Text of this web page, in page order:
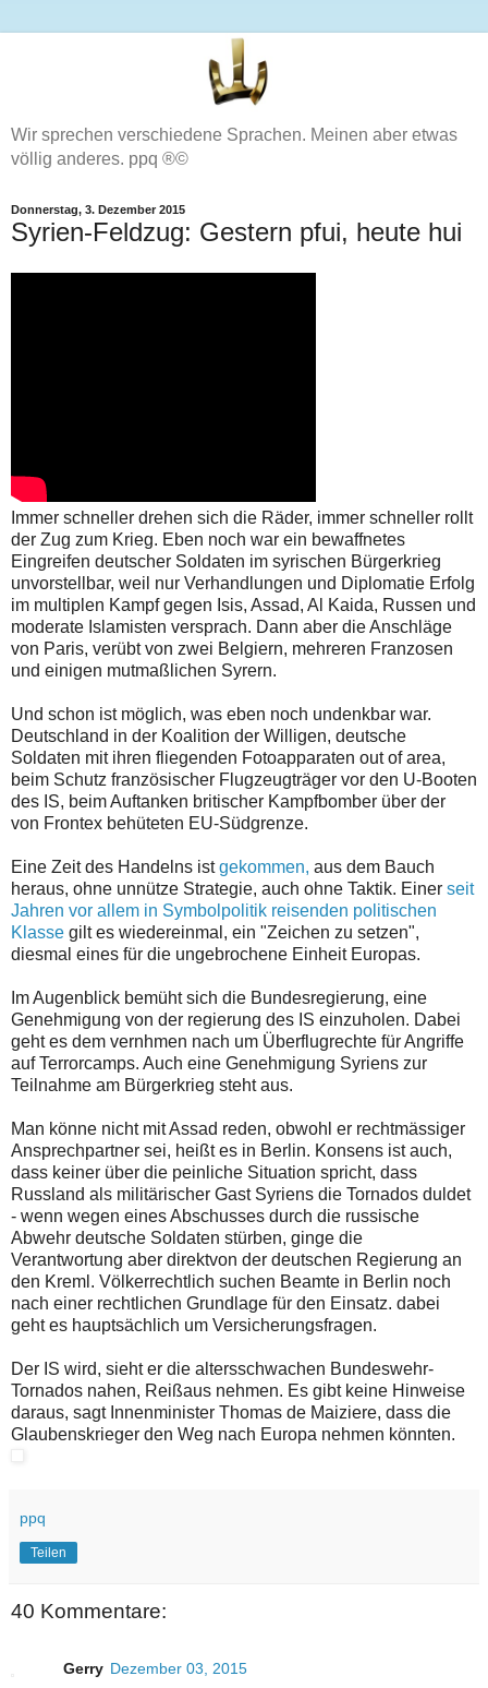
Wir sprechen verschiedene Sprachen. Meinen aber etwas
völlig anderes. ppq ®©
Donnerstag, 3. Dezember 2015
Syrien-Feldzug: Gestern pfui, heute hui
Immer schneller drehen sich die Räder, immer schneller rollt
der Zug zum Krieg. Eben noch war ein bewaffnetes
Eingreifen deutscher Soldaten im syrischen Bürgerkrieg
unvorstellbar, weil nur Verhandlungen und Diplomatie Erfolg
im multiplen Kampf gegen Isis, Assad, Al Kaida, Russen und
moderate Islamisten versprach. Dann aber die Anschläge
von Paris, verübt von zwei Belgiern, mehreren Franzosen
und einigen mutmaßlichen Syrern.
Und schon ist möglich, was eben noch undenkbar war.
Deutschland in der Koalition der Willigen, deutsche
Soldaten mit ihren fliegenden Fotoapparaten out of area,
beim Schutz französischer Flugzeugträger vor den U-Booten
des IS, beim Auftanken britischer Kampfbomber über der
von Frontex behüteten EU-Südgrenze.
Eine Zeit des Handelns istgekommen, aus dem Bauch
heraus, ohne unnütze Strategie, auch ohne Taktik. Einer seit
Jahren vor allem in Symbolpolitik reisenden politischen
Klasse gilt es wiedereinmal, ein "Zeichen zu setzen",
diesmal eines für die ungebrochene Einheit Europas.
Im Augenblick bemüht sich die Bundesregierung, eine
Genehmigung von der regierung des IS einzuholen. Dabei
geht es dem vernhmen nach um Überflugrechte für Angriffe
auf Terrorcamps. Auch eine Genehmigung Syriens zur
Teilnahme am Bürgerkrieg steht aus.
Man könne nicht mit Assad reden, obwohl er rechtmässiger
Ansprechpartner sei, heißt es in Berlin. Konsens ist auch,
dass keiner über die peinliche Situation spricht, dass
Russland als militärischer Gast Syriens die Tornados duldet
- wenn wegen eines Abschusses durch die russische
Abwehr deutsche Soldaten stürben, ginge die
Verantwortung aber direktvon der deutschen Regierung an
den Kreml. Völkerrechtlich suchen Beamte in Berlin noch
nach einer rechtlichen Grundlage für den Einsatz. dabei
geht es hauptsächlich um Versicherungsfragen.
Der IS wird, sieht er die altersschwachen Bundeswehr-
Tornados nahen, Reißaus nehmen. Es gibt keine Hinweise
daraus, sagt Innenminister Thomas de Maiziere, dass die
Glaubenskrieger den Weg nach Europa nehmen könnten.
ppq
Teilen
40 Kommentare:
Gerry Dezember 03, 2015